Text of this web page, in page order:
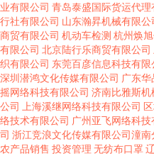
业有限公司 青岛泰盛国际货运代理
行社有限公司 山东瀚昇机械有限公
商贸有限公司 机动车检测 杭州焕
有限公司 北京陆行乐商贸有限公司
织有限公司 东莞百彦信息科技有限
深圳潜鸿文化传媒有限公司 广东
摇网络科技有限公司 济南比雅斯机
公司
上海溪继网络科技有限公司
络技术有限公司 广州亚飞网络科技
司 浙江竞浪文化传媒有限公司潼南
农产品销售 投资管理 无纺布口罩